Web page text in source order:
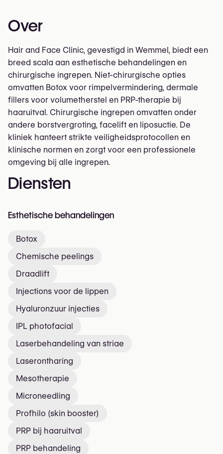
Over
Hair and Face Clinic, gevestigd in Wemmel, biedt een
breed scala aan esthetische behandelingen en
chirurgische ingrepen. Niet-chirurgische opties
omvatten Botox voor rimpelvermindering, dermale
fillers voor volumetherstel en PRP-therapie bij
haaruitval. Chirurgische ingrepen omvatten onder
andere borstvergroting, facelift en liposuctie. De
kliniek hanteert strikte veiligheidsprotocollen en
klinische normen en zorgt voor een professionele
omgeving bij alle ingrepen.
Diensten
Esthetische behandelingen
Botox
Chemische peelings
Draadlift
Injections voor de lippen
Hyaluronzuur injecties
IPL photofacial
Laserbehandeling van striae
Laserontharing
Mesotherapie
Microneedling
Profhilo (skin booster)
PRP bij haaruitval
PRP behandeling